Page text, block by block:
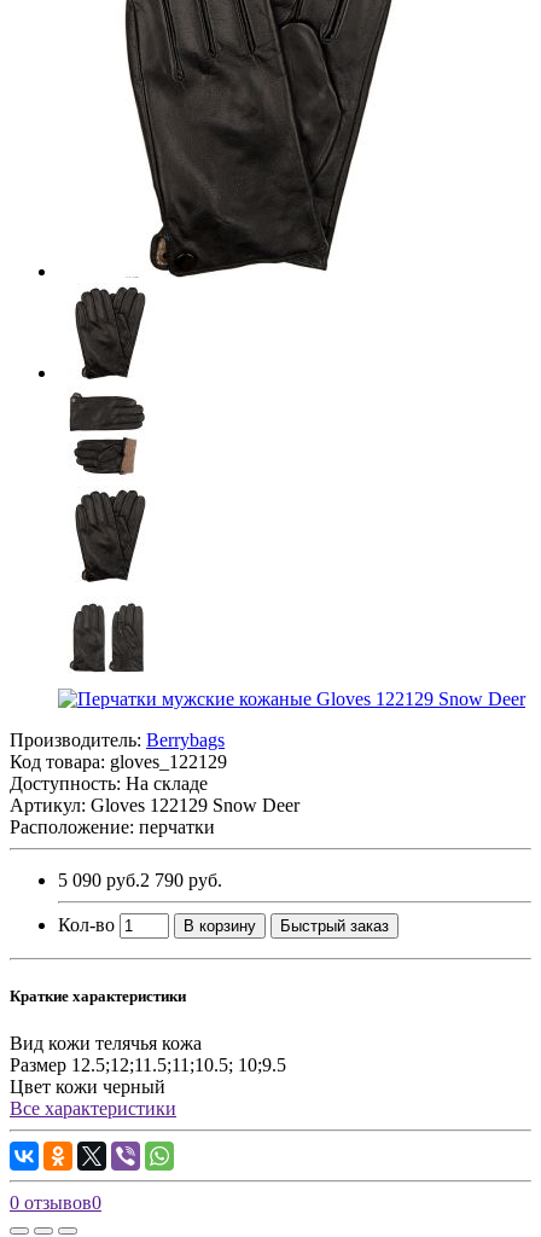
Производитель: Berrybags
Код товара: gloves_122129
Доступность: На складе
Артикул: Gloves 122129 Snow Deer
Расположение: перчатки
5 090 руб.2 790 руб.
Кол-во В корзину Быстрый заказ
Краткие характеристики
Вид кожи телячья кожа
Размер 12.5;12;11.5;11;10.5; 10;9.5
Цвет кожи черный
Все характеристики
0 отзывов0